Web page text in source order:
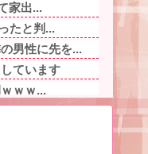
家出...
たと判...
男性に先を...
ています
ｗｗ...
DTなんて...
夕食とし...